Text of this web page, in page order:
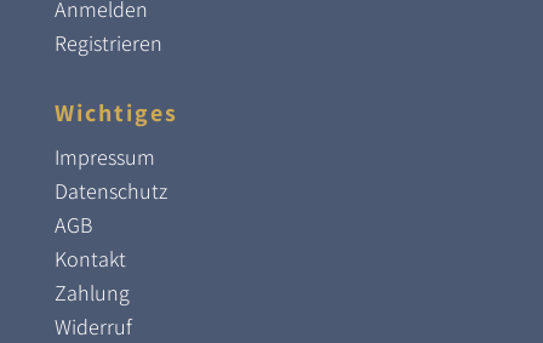
Anmelden
Registrieren
Wichtiges
Impressum
Datenschutz
AGB
Kontakt
Zahlung
Widerruf